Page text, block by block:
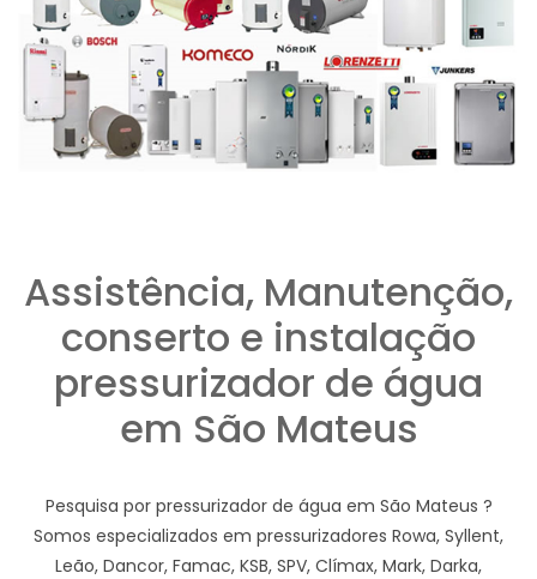
Assistência, Manutenção,
conserto e instalação
pressurizador de água
em São Mateus
Pesquisa por pressurizador de água em São Mateus ?
Somos especializados em pressurizadores Rowa, Syllent,
Leão, Dancor, Famac, KSB, SPV, Clímax, Mark, Darka,